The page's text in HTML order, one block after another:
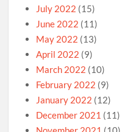
July 2022 (15)
June 2022 (11)
May 2022 (13)
April 2022 (9)
March 2022 (10)
February 2022 (9)
January 2022 (12)
December 2021 (11)